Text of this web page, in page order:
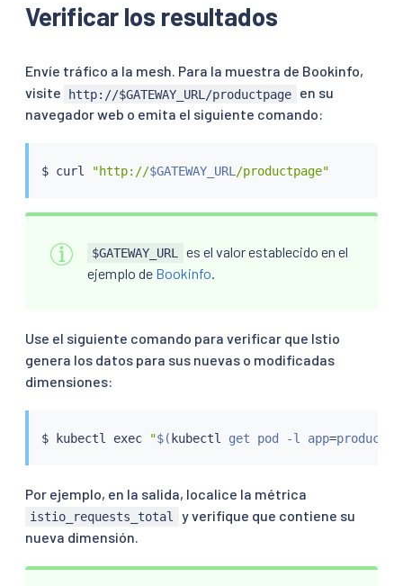
Verificar los resultados
Envíe tráfico a la mesh. Para la muestra de Bookinfo,
visite
http://$GATEWAY_URL/productpage
en su
navegador web o emita el siguiente comando:
$ curl "http://$GATEWAY_URL /productpage"
$GATEWAY_URL
es el valor establecido en el
ejemplo de Bookinfo.
Use el siguiente comando para verificar que Istio
genera los datos para sus nuevas o modificadas
dimensiones:
$ kubectl exec "$(kubectl get pod -l app=
Por ejemplo, en la salida, localice la métrica
istio_requests_total
y verifique que contiene su
nueva dimensión.